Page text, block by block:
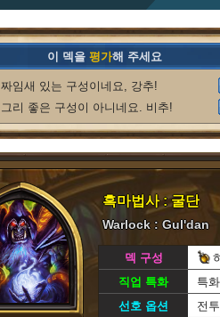
이 덱을 평가해 주세요
짜임새 있는 구성이네요, 강추!
그리 좋은 구성이 아니네요. 비추!
흑마법사 : 굴단
Warlock : Gul'dan
덱 구성
직업 특화
특
선호 옵션
전